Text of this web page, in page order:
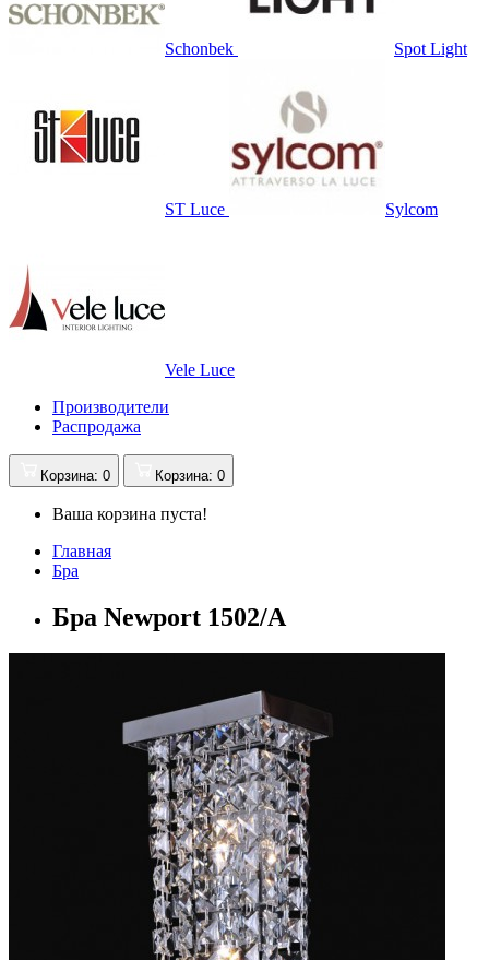
Schonbek Spot Light
ST Luce Sylcom
Vele Luce
Производители
Распродажа
Корзина: 0 Корзина: 0
Ваша корзина пуста!
Главная
Бра
Бра Newport 1502/A